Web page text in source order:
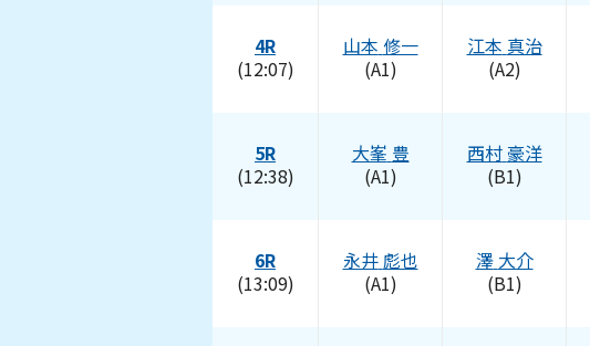
4R
(12:07)
山本 修一
(A1)
江本 真治
(A2)
5R
(12:38)
大峯 豊
(A1)
西村 豪洋
(B1)
6R
(13:09)
永井彪也
(A1)
澤 大介
(B1)